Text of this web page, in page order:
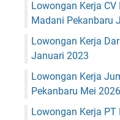
Lowongan Kerja
Madani Pekanbaru
Lowongan Kerja
Januari 2023
Lowongan Kerja
Pekanbaru Mei 2026
Lowongan Kerja PT